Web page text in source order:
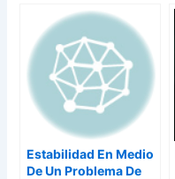
Estabilidad En Medio
De Un Problema De